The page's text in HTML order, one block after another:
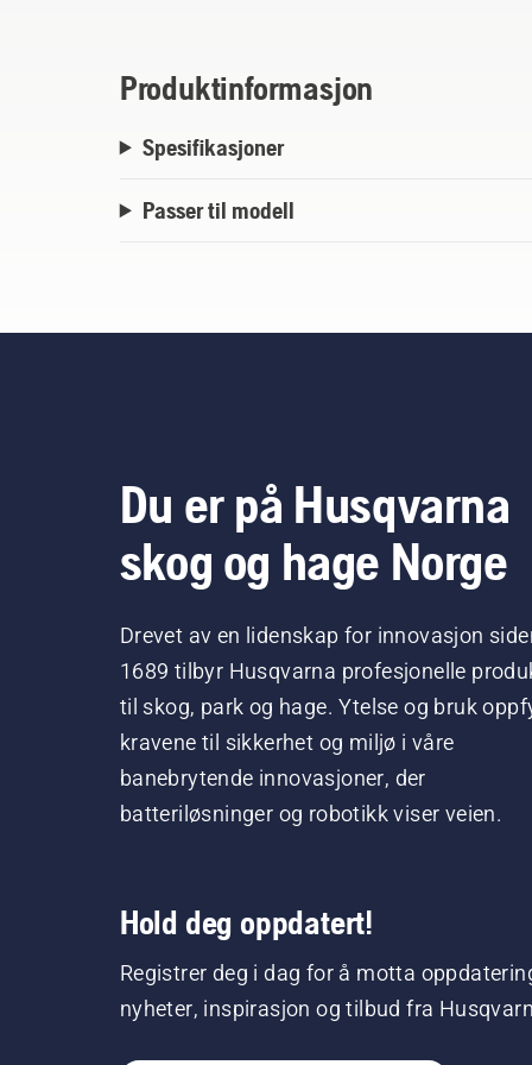
Produktinformasjon
Spesifikasjoner
Passer til modell
Du er på Husqvarna
skog og hage Norge
Drevet av en lidenskap for innovasjon
1689 tilbyr Husqvarna profesjonelle
til skog, park og hage. Ytelse og bruk
kravene til sikkerhet og miljø i våre
banebrytende innovasjoner, der
batteriløsninger og robotikk viser veien.
Hold deg oppdatert!
Registrer deg i dag for å motta
nyheter, inspirasjon og tilbud fra